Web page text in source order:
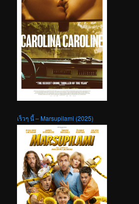
เร็วๆ นี้ – Marsupilami (2025)